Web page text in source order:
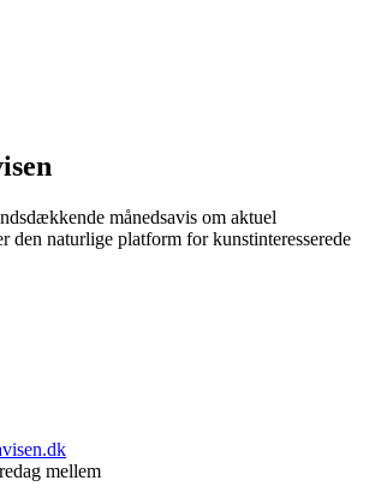
månedsavis om aktuel
den naturlige platform for kunstinteresserede
mellem